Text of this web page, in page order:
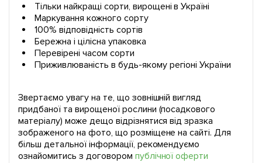
Тільки найкращі сорти, вирощені в Україні
Маркування кожного сорту
100% відповідність сортів
Бережна і цілісна упаковка
Перевірені часом сорти
Приживлюваність в будь-якому регіоні України
Звертаємо увагу на те, що зовнішній вигляд
придбаної та вирощеної рослини (посадкового
матеріалу) може дещо відрізнятися від зразка
зображеного на фото, що розміщене на сайті. Для
більш детальної інформації, рекомендуємо
ознайомитись з договором публічної оферти